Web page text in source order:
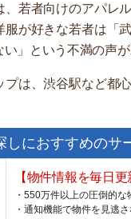
、若者向けのアパレ
服が好きな若者は「
」という不満の声が
プは、渋谷駅など都
しにおすすめのサ
【物件情報を毎日更
・550万件以上の圧倒的な
・通知機能で物件を見逃